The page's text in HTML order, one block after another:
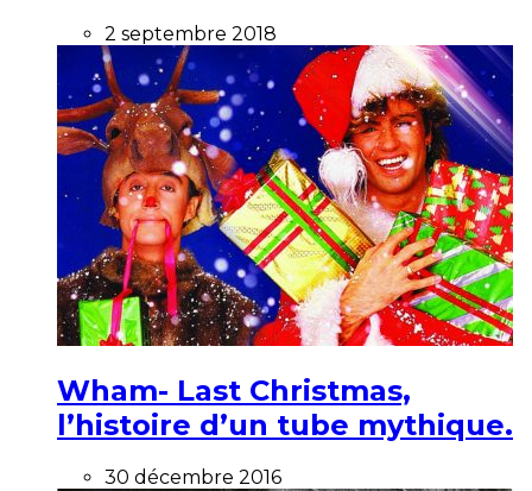
2 septembre 2018
Wham- Last Christmas,
l’histoire d’un tube mythique.
30 décembre 2016